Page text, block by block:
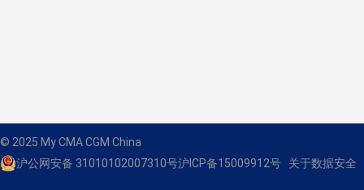
© 2025 My CMA CGM China
沪公网安备 31010102007310号沪ICP备15009912号 关于数据安全